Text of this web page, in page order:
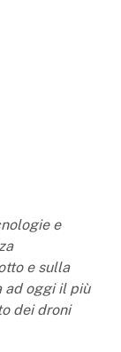
e
e sulla
ad oggi il più
dei droni